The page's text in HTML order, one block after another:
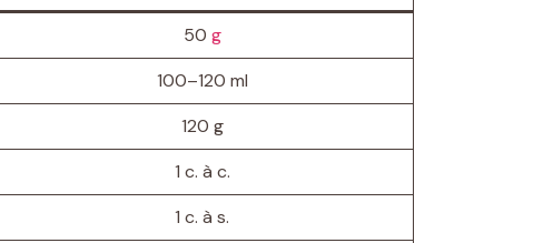
50 g
100–120 ml
120 g
1 c. à c.
1 c. à s.